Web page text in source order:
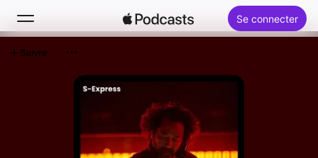
Se connecter
Nouveautés
Suivre